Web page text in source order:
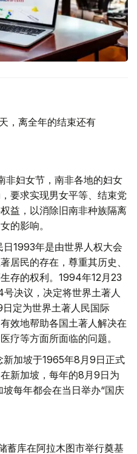
，离全年的结束还有
非妇女节，南非各地的妇女
要求实现男女平等、结束党
益，以消除旧南非种族隔离
的影响。
1993年是由世界人权大会
居民的存在，尊重其历史、
存的权利。1994年12月23
决议，决定将世界土著人
定为世界土著人民国际
效地帮助各国土著人解决在
疗等方面所面临的问题。
加坡于1965年8月9日正式
新加坡，每年的8月9日为
每年都会在当日举办“国庆
蓄库在阿拉木图市举行奠基